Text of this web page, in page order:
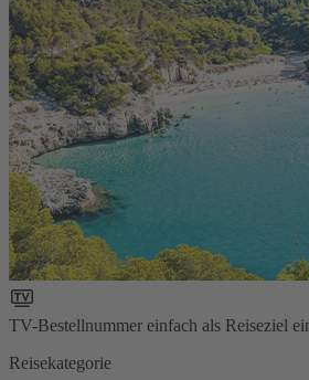
TV-Bestellnummer einfach als Reiseziel
Reisekategorie